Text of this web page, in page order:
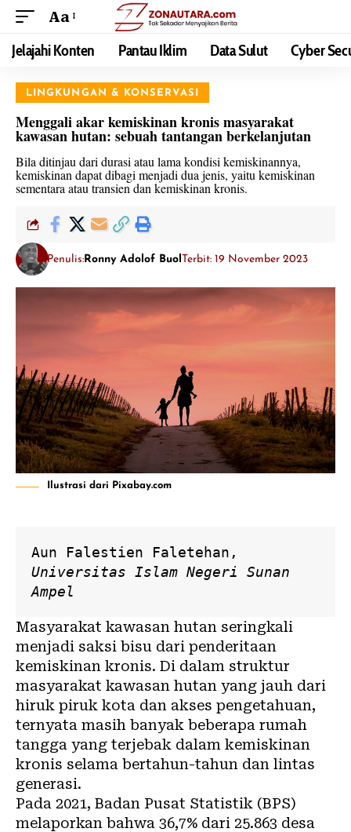
Aa
Jelajahi Konten Pantau Iklim Data Sulut Cyber
LINGKUNGAN & KONSERVASI
Menggali akar kemiskinan kronis masyarakat
kawasan hutan: sebuah tantangan berkelanjutan
Bila ditinjau dari durasi atau lama kondisi kemiskinannya,
kemiskinan dapat dibagi menjadi dua jenis, yaitu kemiskinan
sementara atau transien dan kemiskinan kronis.
Penulis: Ronny Adolof BuolTerbit: 19 November 2023
Ilustrasi dari Pixabay.com
Aun Falestien Faletehan
Universitas Islam Negeri Sunan
Ampel
Masyarakat kawasan hutan seringkali
menjadi saksi bisu dari penderitaan
kemiskinan kronis. Di dalam struktur
masyarakat kawasan hutan yang jauh dari
hiruk piruk kota dan akses pengetahuan,
ternyata masih banyak beberapa rumah
tangga yang terjebak dalam kemiskinan
kronis selama bertahun-tahun dan lintas
generasi.
Pada 2021, Badan Pusat Statistik (BPS)
melaporkan bahwa 36,7% dari 25.863 desa